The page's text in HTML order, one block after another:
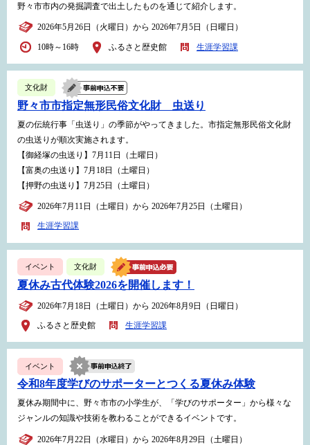
野々市市内の発掘調査で出土したものを通じて紹介します。
2026年5月26日（火曜日）から 2026年7月5日（日曜日）
10時～16時 ふるさと歴史館 生涯学習課
文化財
野々市市指定無形民俗文化財 虫送り
夏の伝統行事「虫送り」の季節がやってきました。市指定無形民俗文化財
の虫送りが順次実施されます。
【御経塚の虫送り】7月11日（土曜日）
【富奥の虫送り】7月18日（土曜日）
【押野の虫送り】7月25日（土曜日）
2026年7月11日（土曜日）から 2026年7月25日（土曜日）
生涯学習課
イベント 文化財
夏休み古代体験2026を開催します！
2026年7月18日（土曜日）から 2026年8月9日（日曜日）
ふるさと歴史館 生涯学習課
イベント
令和8年度学びのサポーターとつくる夏休み体験
夏休み期間中に、野々市市の小学生が、「学びのサポーター」から様々な
ジャンルの知識や技術を教わることができるイベントです。
2026年7月22日（水曜日）から 2026年8月29日（土曜日）